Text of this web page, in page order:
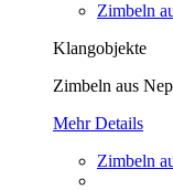
Zimbeln
Klangobjekte
Zimbeln aus
Mehr Details
Zimbeln